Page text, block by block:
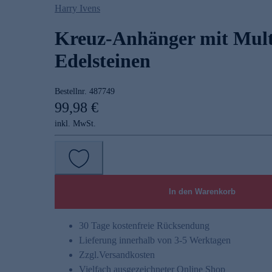
Harry Ivens
Kreuz-Anhänger mit
Edelsteinen
Bestellnr. 487749
99,98 €
inkl. MwSt.
In den Warenkorb
30 Tage kostenfreie Rücksendung
Lieferung innerhalb von 3-5 Werktagen
Zzgl.Versandkosten
Vielfach ausgezeichneter Online Shop